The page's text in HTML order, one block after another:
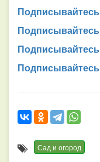
Сад и огород